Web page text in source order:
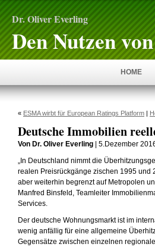
Dr. Oliver Everling
Den Nutzen
HOME
« ESMA wirbt für European Ratings Platform |
Deutsche Immobilien
Von Dr. Oliver Everling | 5.Dezember
„In Deutschland nimmt die
realen Preisrückgänge zischen 1995 und
aber weiterhin begrenzt auf Metropolen
Manfred Binsfeld, Teamleiter
Services.
Der deutsche Wohnungsmarkt ist im
wenig anfällig für eine allgemeine
Gegensätze zwischen einzelnen